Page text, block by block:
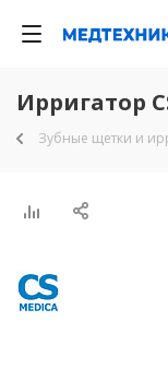
Ирригатор
Зубные щетки и